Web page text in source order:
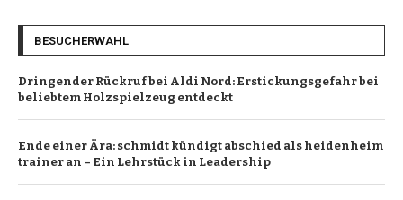
BESUCHERWAHL
Dringender Rückruf bei Aldi Nord: Erstickungsgefahr bei
beliebtem Holzspielzeug entdeckt
Ende einer Ära: schmidt kündigt abschied als heidenheim
trainer an – Ein Lehrstück in Leadership